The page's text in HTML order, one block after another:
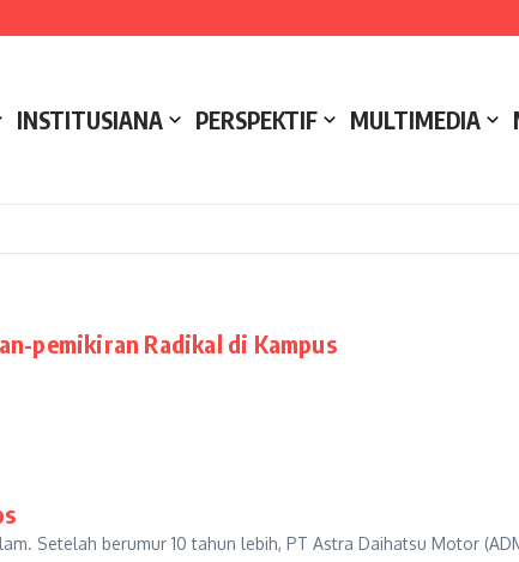
INSTITUSIANA PERSPEKTIF MULTIMEDIA
pemikiran Radikal di Kampus
Setelah berumur 10 tahun lebih, PT Astra Daihatsu Motor